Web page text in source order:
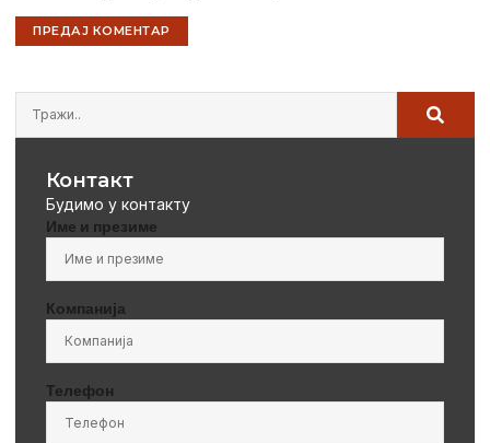
Контакт
Будимо у контакту
Име и презиме
Компанија
Телефон